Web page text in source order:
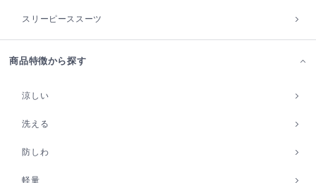
スリーピーススーツ
商品特徴から探す
涼しい
洗える
防しわ
軽量